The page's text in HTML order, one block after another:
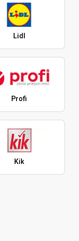
Lidl
Profi
Kik